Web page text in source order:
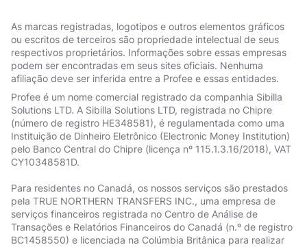
As marcas registradas, logotipos e outros elementos gráficos
ou escritos de terceiros são propriedade intelectual de seus
respectivos proprietários. Informações sobre essas empresas
podem ser encontradas em seus sites oficiais. Nenhuma
afiliação deve ser inferida entre a Profee e essas entidades.
Profee é um nome comercial registrado da companhia Sibilla
Solutions LTD. A Sibilla Solutions LTD, registrada no Chipre
(número de registro HE348581), é regulamentada como uma
Instituição de Dinheiro Eletrônico (Electronic Money Institution)
pelo Banco Central do Chipre (licença nº 115.1.3.16/2018), VAT
СY10348581D.
Para residentes no Canadá, os nossos serviços são prestados
pela TRUE NORTHERN TRANSFERS INC., uma empresa de
serviços financeiros registrada no Centro de Análise de
Transações e Relatórios Financeiros do Canadá (n.º de registro
BC1458550) e licenciada na Colúmbia Britânica para realizar